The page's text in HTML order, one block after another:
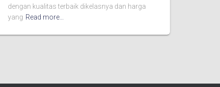
dengan kualitas terbaik dikelasnya dan harga
yang Read more…